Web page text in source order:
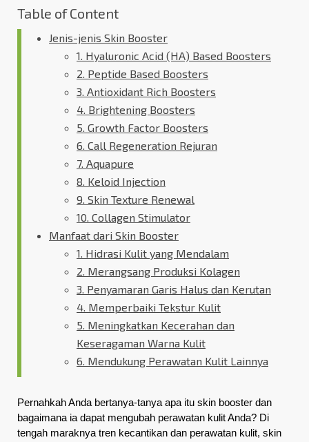
Table of Content
Jenis-jenis Skin Booster
1. Hyaluronic Acid (HA) Based Boosters
2. Peptide Based Boosters
3. Antioxidant Rich Boosters
4. Brightening Boosters
5. Growth Factor Boosters
6. Call Regeneration Rejuran
7. Aquapure
8. Keloid Injection
9. Skin Texture Renewal
10. Collagen Stimulator
Manfaat dari Skin Booster
1. Hidrasi Kulit yang Mendalam
2. Merangsang Produksi Kolagen
3. Penyamaran Garis Halus dan Kerutan
4. Memperbaiki Tekstur Kulit
5. Meningkatkan Kecerahan dan
Keseragaman Warna Kulit
6. Mendukung Perawatan Kulit Lainnya
Pernahkah Anda bertanya-tanya apa itu skin booster dan
bagaimana ia dapat mengubah perawatan kulit Anda? Di
tengah maraknya tren kecantikan dan perawatan kulit, skin